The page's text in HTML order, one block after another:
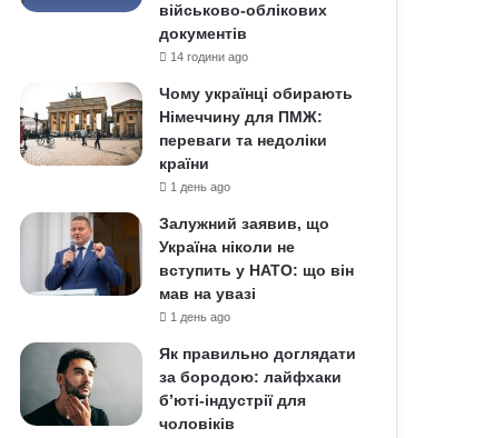
військово-облікових
документів
14 години ago
Чому українці обирають
Німеччину для ПМЖ:
переваги та недоліки
країни
1 день ago
Залужний заявив, що
Україна ніколи не
вступить у НАТО: що він
мав на увазі
1 день ago
Як правильно доглядати
за бородою: лайфхаки
б’юті-індустрії для
чоловіків